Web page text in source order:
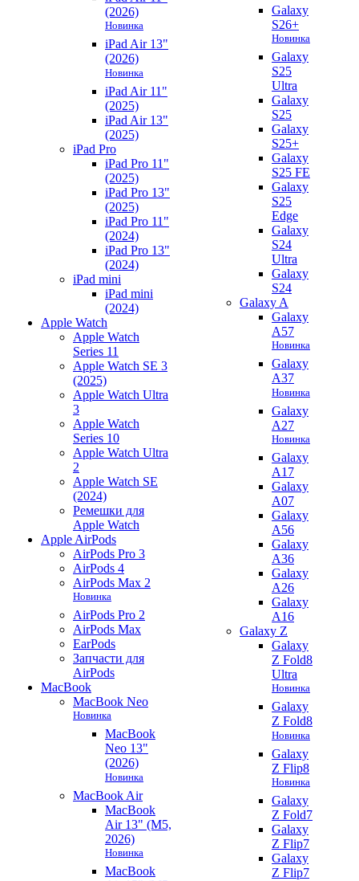
(2026)
Новинка
iPad Air 13"
(2026)
Новинка
iPad Air 11"
(2025)
iPad Air 13"
(2025)
iPad Pro
iPad Pro 11"
(2025)
iPad Pro 13"
(2025)
iPad Pro 11"
(2024)
iPad Pro 13"
(2024)
iPad mini
iPad mini
(2024)
Apple Watch
Apple Watch
Series 11
Apple Watch SE 3
(2025)
Apple Watch Ultra
3
Apple Watch
Series 10
Apple Watch Ultra
2
Apple Watch SE
(2024)
Ремешки для
Apple Watch
Apple AirPods
AirPods Pro 3
AirPods 4
AirPods Max 2
Новинка
AirPods Pro 2
AirPods Max
EarPods
Запчасти для
AirPods
MacBook
MacBook Neo
Новинка
MacBook
Neo 13"
(2026)
Новинка
MacBook Air
MacBook
Air 13" (M5,
2026)
Новинка
MacBook
Galaxy
S26+
Новинка
Galaxy
S25
Ultra
Galaxy
S25
Galaxy
S25+
Galaxy
S25 FE
Galaxy
S25
Edge
Galaxy
S24
Ultra
Galaxy
S24
Galaxy A
Galaxy
A57
Новинка
Galaxy
A37
Новинка
Galaxy
A27
Новинка
Galaxy
A17
Galaxy
A07
Galaxy
A56
Galaxy
A36
Galaxy
A26
Galaxy
A16
Galaxy Z
Galaxy
Z Fold8
Ultra
Новинка
Galaxy
Z Fold8
Новинка
Galaxy
Z Flip8
Новинка
Galaxy
Z Fold7
Galaxy
Z Flip7
Galaxy
Z Flip7